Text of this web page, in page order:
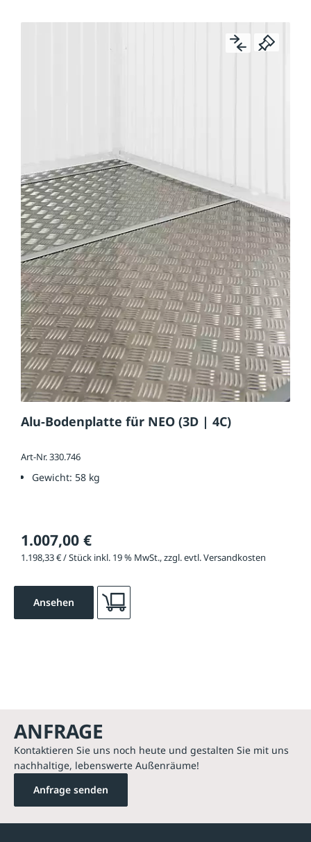
Alu-Bodenplatte für NEO (3D | 4C)
Art-Nr. 330.746
Gewicht: 58 kg
1.007,00 €
1.198,33 € / Stück inkl. 19 % MwSt., zzgl. evtl. Versandkosten
Ansehen
ANFRAGE
Kontaktieren Sie uns noch heute und gestalten Sie mit uns
nachhaltige, lebenswerte Außenräume!
Anfrage senden